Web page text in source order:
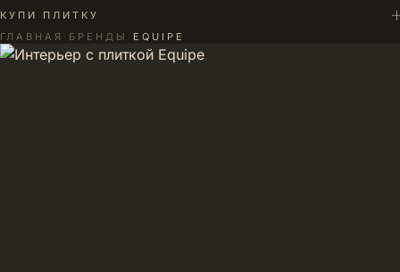
КУПИ ПЛИТКУ
ГЛАВНАЯ · БРЕНДЫ · EQUIPE